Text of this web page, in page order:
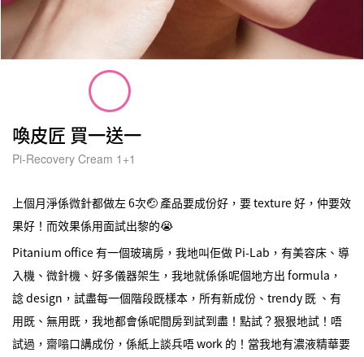
喚皮匠 買一送一
Pi-Recovery Cream 1+1
上個月淨係微針都做左 6次🤕 產品要成份好，要 texture 好，仲要效
果好！而效果係用面試出黎的😭
Pitanium office 有一個玻璃房，我地叫佢做 Pi-Lab，有美容床、導
入機、微針機、好多儀器架生，我地就係係呢個地方出 formula，
諗 design，試盡每一個階段既樣本，所有新成份、trendy 既 、有
用既、無用既，我地都會係呢間房到試到盡！點試？狠狠地試！唔
試過，齋嗡口講成份，係紙上談兵唔 work 的！當我地有濃液精華要